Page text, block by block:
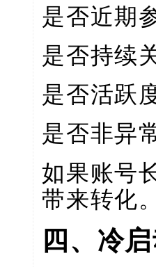
是否近期
是否持续
是否活跃
是否非异
如果账号
带来转化
四、冷